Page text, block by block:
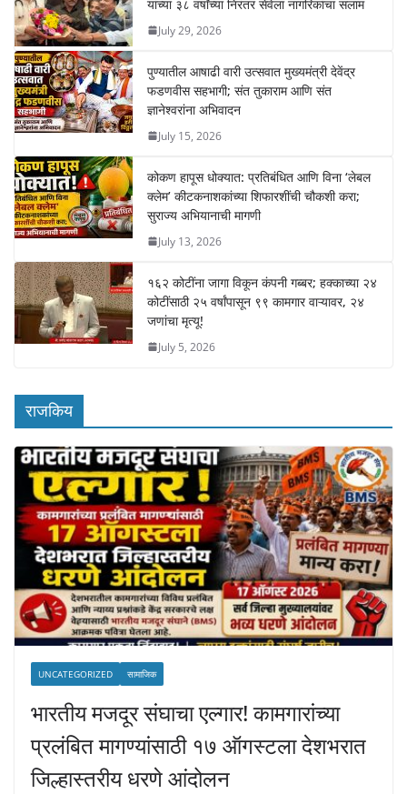
यांच्या ३८ वर्षांच्या निरंतर सेवेला नागरिकांचा सलाम
July 29, 2026
पुण्यातील आषाढी वारी उत्सवात मुख्यमंत्री देवेंद्र
फडणवीस सहभागी; संत तुकाराम आणि संत
ज्ञानेश्वरांना अभिवादन
July 15, 2026
कोकण हापूस धोक्यात: प्रतिबंधित आणि विना ‘लेबल
क्लेम’ कीटकनाशकांच्या शिफारशींची चौकशी करा;
सुराज्य अभियानाची मागणी
July 13, 2026
१६२ कोटींना जागा विकून कंपनी गब्बर; हक्काच्या २४
कोटींसाठी २५ वर्षांपासून ९९ कामगार वाऱ्यावर, २४
जणांचा मृत्यू!
July 5, 2026
राजकिय
UNCATEGORIZED सामाजिक
भारतीय मजदूर संघाचा एल्गार! कामगारांच्या
प्रलंबित मागण्यांसाठी १७ ऑगस्टला देशभरात
जिल्हास्तरीय धरणे आंदोलन